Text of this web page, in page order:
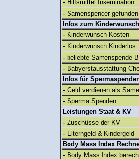
- Hilfsmittel Insemination
- Samenspender gefunden
Infos zum Kinderwunsch
- Kinderwunsch Kosten
- Kinderwunsch Kinderlos
- beliebte Samenspende
- Babyerstausstattung
Infos für Spermaspender
- Geld verdienen als
- Sperma Spenden
Leistungen Staat & KV
- Zuschüsse der KV
- Elterngeld & Kindergeld
Body Mass Index
- Body Mass Index